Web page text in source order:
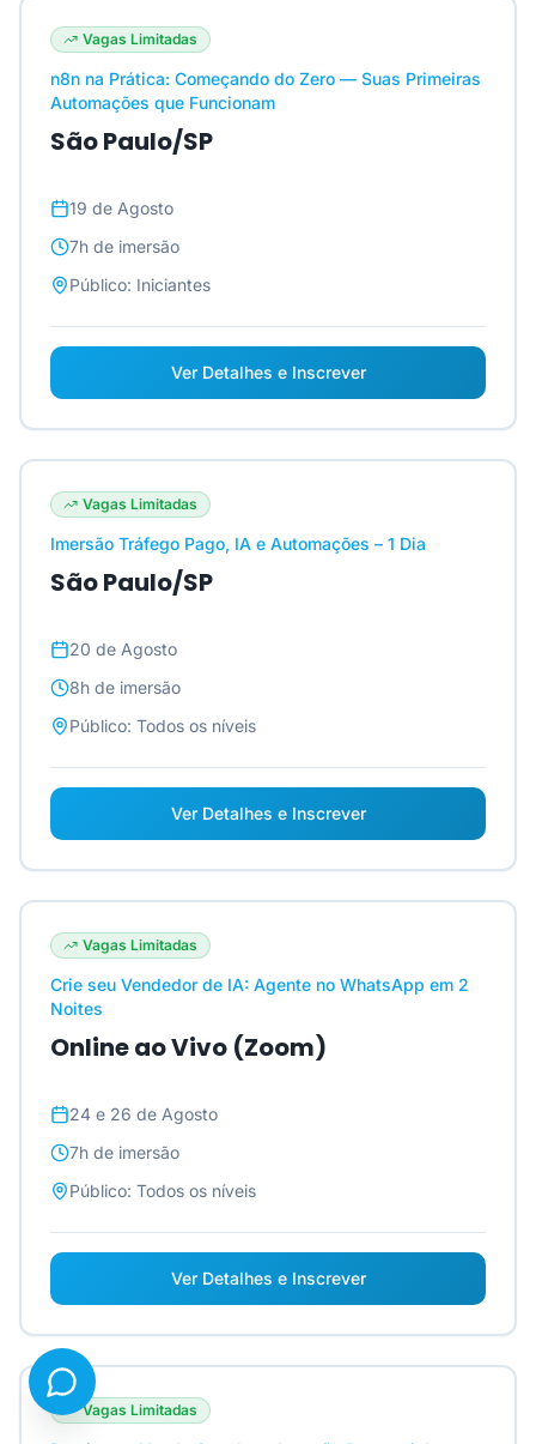
Vagas Limitadas
n8n na Prática: Começando do Zero — Suas Primeiras
Automações que Funcionam
São Paulo/SP
19 de Agosto
7h de imersão
Público: Iniciantes
Ver Detalhes e Inscrever
Vagas Limitadas
Imersão Tráfego Pago, IA e Automações – 1 Dia
São Paulo/SP
20 de Agosto
8h de imersão
Público: Todos os níveis
Ver Detalhes e Inscrever
Vagas Limitadas
Crie seu Vendedor de IA: Agente no WhatsApp em 2
Noites
Online ao Vivo (Zoom)
24 e 26 de Agosto
7h de imersão
Público: Todos os níveis
Ver Detalhes e Inscrever
Vagas Limitadas